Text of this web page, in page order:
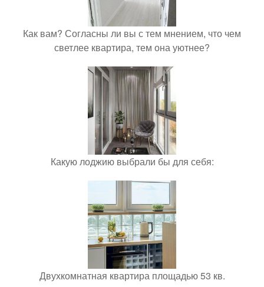
Как вам? Согласны ли вы с тем мнением, что чем
светлее квартира, тем она уютнее?
Какую лоджию выбрали бы для себя:
Двухкомнатная квартира площадью 53 кв.